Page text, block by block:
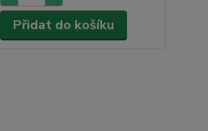
Přidat do košíku